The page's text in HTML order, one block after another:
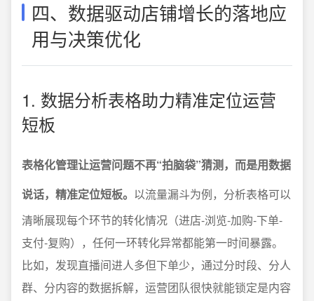
四、数据驱动店铺增长的落地应
用与决策优化
1. 数据分析表格助力精准定位运营
短板
表格化管理让运营问题不再“拍脑袋”猜测，而是用数据
说话，精准定位短板。 以流量漏斗为例，分析表格可以
清晰展现每个环节的转化情况（进店-浏览-加购-下单-
支付-复购），任何一环转化异常都能第一时间暴露。
比如，发现直播间进人多但下单少，通过分时段、分人
群、分内容的数据拆解，运营团队很快就能锁定是内容